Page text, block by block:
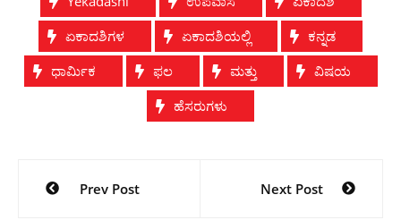
ಏಕಾದಶಿಗಳ
ಏಕಾದಶಿಯಲ್ಲಿ
ಕನ್ನಡ
ಧಾರ್ಮಿಕ
ಫಲ ಮತ್ತು
ವಿಷಯ
ಹೆಸರುಗಳು
navigation
Prev Post Next Post